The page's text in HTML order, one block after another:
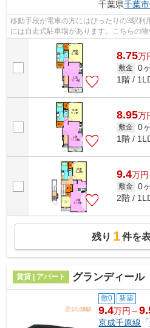
千葉県千葉
移動手段が電車の方にはぴったりの3駅利
には自走式駐車場があります。こちらの
の物件の「カーサフロイデ」。ぜひ一度...
8.75万
敷金 0
1階 /
8.95万
敷金 0
1階 /
9.4万円
敷金 0
2階 /
残り 1件を
賃貸 | アパート グランディール
敷0 新築
9.4万円～
京成千原線 「